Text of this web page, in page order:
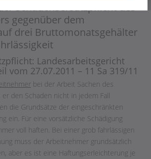
Schadensersatzpflicht des
gegenüber dem
drei Bruttomonatsgehälter
Landesarbeitsgericht
vom 27.07.2011 – 11 Sa 319/11
bei der Arbeit Sachen des
den Schaden nicht in jedem Fall
die Grundsätze der eingeschränkten
ein. Für eine vorsätzliche Schädigung
voll haften. Bei einer grob fahrlässigen
muss der Arbeitnehmer grundsätzlich
aber es ist eine Haftungserleichterung je